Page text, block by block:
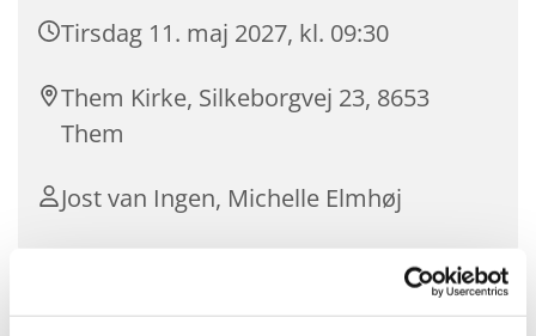
Tirsdag 11. maj 2027, kl. 09:30
Them Kirke, Silkeborgvej 23, 8653
Them
Jost van Ingen, Michelle Elmhøj